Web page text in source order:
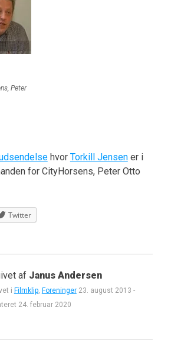
Peter
hvor Torkill Jensener i
for CityHorsens, Peter Otto
Twitter
af Janus Andersen
i Filmklip, Foreninger 23. august 2013 -
24. februar 2020